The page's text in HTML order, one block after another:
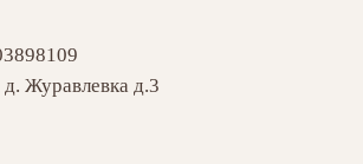
Журавлевка д.3